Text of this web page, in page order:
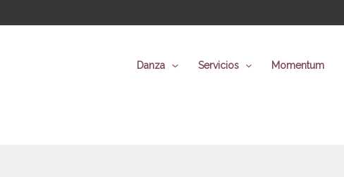
Danza
Servicios Momentum